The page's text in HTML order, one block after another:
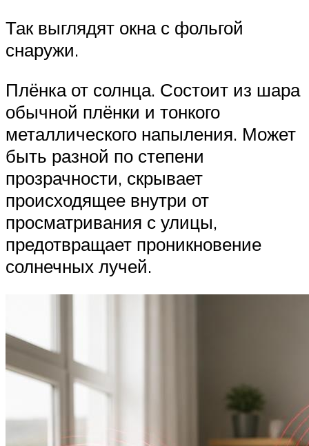
Так выглядят окна с фольгой
снаружи.
Плёнка от солнца. Состоит из шара
обычной плёнки и тонкого
металлического напыления. Может
быть разной по степени
прозрачности, скрывает
происходящее внутри от
просматривания с улицы,
предотвращает проникновение
солнечных лучей.